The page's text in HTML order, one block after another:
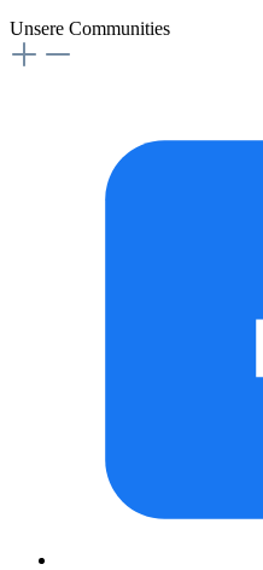
Unsere Communities